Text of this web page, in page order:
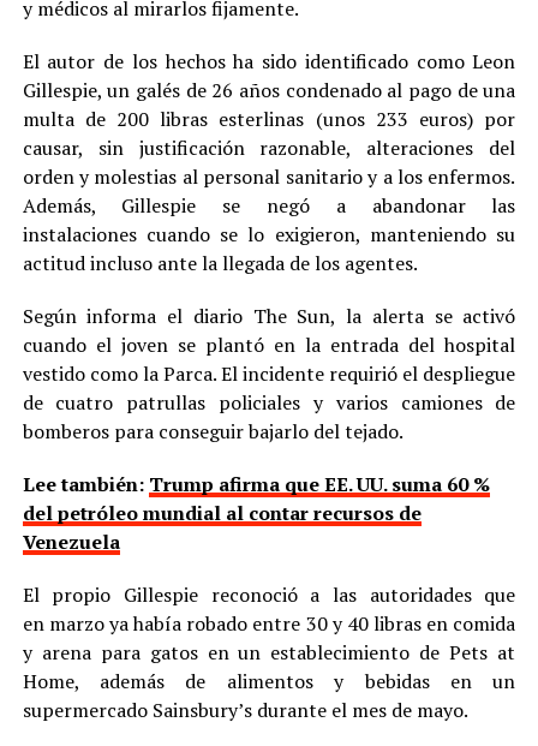
y médicos al mirarlos fijamente.
El autor de los hechos ha sido identificado como Leon
Gillespie, un galés de 26 años condenado al pago de una
multa de 200 libras esterlinas (unos 233 euros) por
causar, sin justificación razonable, alteraciones del
orden y molestias al personal sanitario y a los enfermos.
Además, Gillespie se negó a abandonar las
instalaciones cuando se lo exigieron, manteniendo su
actitud incluso ante la llegada de los agentes.
Según informa el diario The Sun, la alerta se activó
cuando el joven se plantó en la entrada del hospital
vestido como la Parca. El incidente requirió el despliegue
de cuatro patrullas policiales y varios camiones de
bomberos para conseguir bajarlo del tejado.
Lee también: Trump afirma que EE. UU. suma 60 %
del petróleo mundial al contar recursos de
Venezuela
El propio Gillespie reconoció a las autoridades que
en marzo ya había robado entre 30 y 40 libras en comida
y arena para gatos en un establecimiento de Pets at
Home, además de alimentos y bebidas en un
supermercado Sainsbury’s durante el mes de mayo.